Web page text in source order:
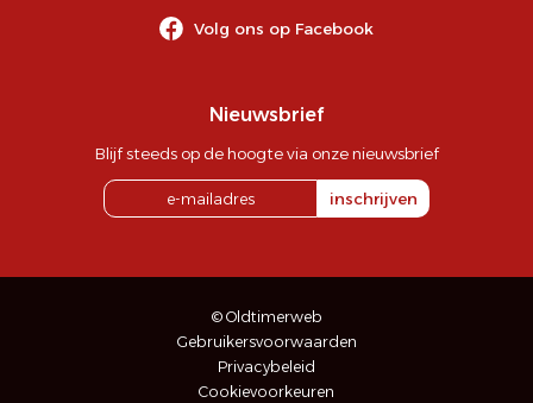
Volg ons op Facebook
Nieuwsbrief
Blijf steeds op de hoogte via onze nieuwsbrief
inschrijven
© Oldtimerweb
Gebruikersvoorwaarden
Privacybeleid
Cookievoorkeuren